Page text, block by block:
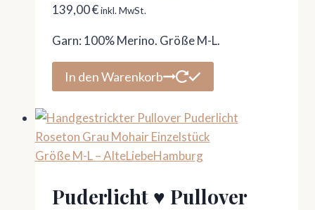
139,00€ inkl. MwSt.
Garn: 100% Merino. Größe M-L.
In den Warenkorb
Puderlicht ♥ Pullover